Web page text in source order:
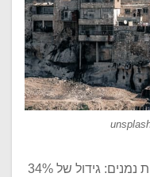
מבין הישגי התכנית בשנים האחרונות נמנים: גידול של 34%